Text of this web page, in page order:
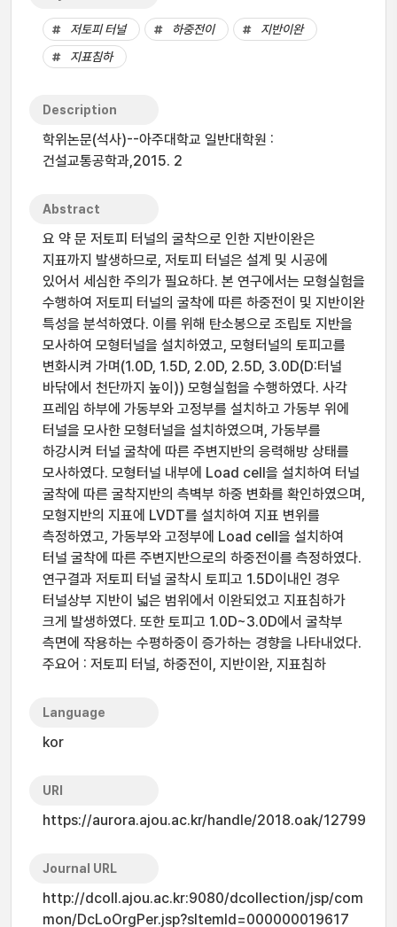
저토피 터널 하중전이
지반이완
지표침하
Description
학위논문(석사)--아주대학교 일반대학원 :
건설교통공학과,2015. 2
Abstract
요 약 문 저토피 터널의 굴착으로 인한 지반이완은
지표까지 발생하므로, 저토피 터널은 설계 및 시공에
있어서 세심한 주의가 필요하다. 본 연구에서는 모형실험을
수행하여 저토피 터널의 굴착에 따른 하중전이 및 지반이완
특성을 분석하였다. 이를 위해 탄소봉으로 조립토 지반을
모사하여 모형터널을 설치하였고, 모형터널의 토피고를
변화시켜 가며(1.0D, 1.5D, 2.0D, 2.5D, 3.0D(D:터널
바닦에서 천단까지 높이)) 모형실험을 수행하였다. 사각
프레임 하부에 가동부와 고정부를 설치하고 가동부 위에
터널을 모사한 모형터널을 설치하였으며, 가동부를
하강시켜 터널 굴착에 따른 주변지반의 응력해방 상태를
모사하였다. 모형터널 내부에 Load cell을 설치하여 터널
굴착에 따른 굴착지반의 측벽부 하중 변화를 확인하였으며,
모형지반의 지표에 LVDT를 설치하여 지표 변위를
측정하였고, 가동부와 고정부에 Load cell을 설치하여
터널 굴착에 따른 주변지반으로의 하중전이를 측정하였다.
연구결과 저토피 터널 굴착시 토피고 1.5D이내인 경우
터널상부 지반이 넓은 범위에서 이완되었고 지표침하가
크게 발생하였다. 또한 토피고 1.0D~3.0D에서 굴착부
측면에 작용하는 수평하중이 증가하는 경향을 나타내었다.
주요어 : 저토피 터널, 하중전이, 지반이완, 지표침하
Language
kor
URI
https://aurora.ajou.ac.kr/handle/2018.oak/12799
Journal URL
http://dcoll.ajou.ac.kr:9080/dcollection/jsp/com
mon/DcLoOrgPer.jsp?sItemId=000000019617